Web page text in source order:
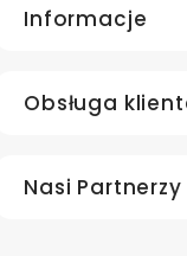
Informacje
Obsługa
Nasi Partnerzy